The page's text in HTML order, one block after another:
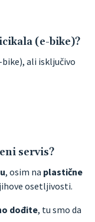
(e-bike)?
ali isključivo
servis?
, osim na plastične
osetljivosti.
dođite, tu smo da